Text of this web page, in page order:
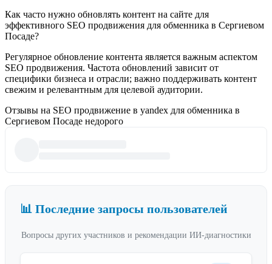
Как часто нужно обновлять контент на сайте для
эффективного SEO продвижения для обменника в Сергиевом
Посаде?
Регулярное обновление контента является важным аспектом
SEO продвижения. Частота обновлений зависит от
специфики бизнеса и отрасли; важно поддерживать контент
свежим и релевантным для целевой аудитории.
Отзывы на SEO продвижение в yandex для обменника в
Сергиевом Посаде недорого
📊 Последние запросы пользователей
Вопросы других участников и рекомендации ИИ-диагностики